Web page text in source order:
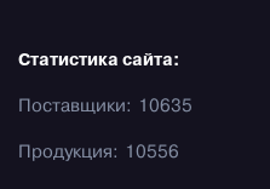
Статистика сайта:
Поставщики: 10635
Продукция: 10556